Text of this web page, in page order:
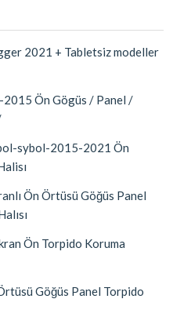
2021 + Tabletsiz modeller
Ön Gögüs / Panel /
sybol-2015-2021 Ön
Ön Örtüsü Göğüs Panel
Ön Torpido Koruma
Göğüs Panel Torpido